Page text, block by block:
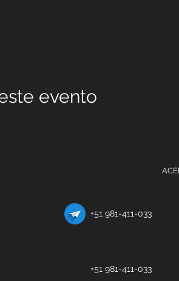
evento
+51 981-411-033
+51 981-411-033